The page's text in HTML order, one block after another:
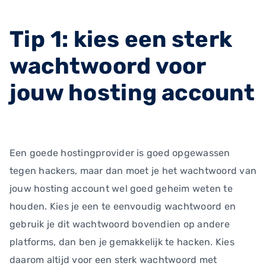
Tip 1: kies een sterk
wachtwoord voor
jouw hosting account
Een goede hostingprovider is goed opgewassen
tegen hackers, maar dan moet je het wachtwoord van
jouw hosting account wel goed geheim weten te
houden. Kies je een te eenvoudig wachtwoord en
gebruik je dit wachtwoord bovendien op andere
platforms, dan ben je gemakkelijk te hacken. Kies
daarom altijd voor een sterk wachtwoord met